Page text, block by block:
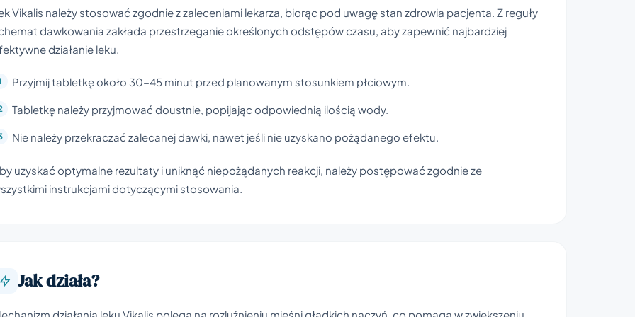
Vikalis należy stosować zgodnie z zaleceniami lekarza, biorąc pod uwagę stan zdrowia pacjenta. Z reguły
dawkowania zakłada przestrzeganie określonych odstępów czasu, aby zapewnić najbardziej
działanie leku.
Przyjmij tabletkę około 30-45 minut przed planowanym stosunkiem płciowym.
Tabletkę należy przyjmować doustnie, popijając odpowiednią ilością wody.
Nie należy przekraczać zalecanej dawki, nawet jeśli nie uzyskano pożądanego efektu.
uzyskać optymalne rezultaty i uniknąć niepożądanych reakcji, należy postępować zgodnie ze
instrukcjami dotyczącymi stosowania.
Jak działa?
działania leku Vikalis polega na rozluźnieniu mięśni gładkich naczyń, co pomaga w zwiększeniu